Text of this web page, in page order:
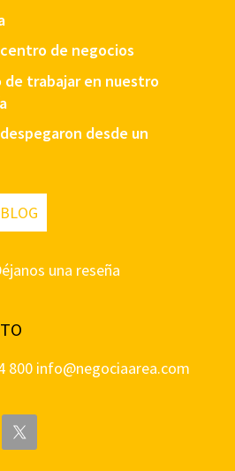
de negocios
trabajar en nuestro
desde un
una reseña
800 info@negociaarea.com